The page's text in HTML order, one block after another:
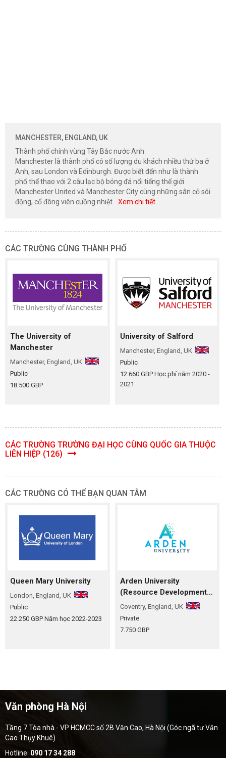
MANCHESTER, ENGLAND, UK
Thành phố chính vùng Tây Bắc nước Anh
Manchester là thành phố có số lượng du khách nhiều thứ ba ở
Anh, sau London và Edinburgh. Được biết đến như là thành
phố thể thao với 2 câu lạc bộ bóng đá nổi tiếng thế giới
Manchester United và Manchester City cùng những sân cỏ sôi
động, cổ đông viên cuồng nhiệt.
Xem chi tiết
CÁC TRƯỜNG CÙNG THÀNH PHỐ
The University of
Manchester
Manchester, England, UK
Public
18.500 GBP
University of Salford
Manchester, England, UK
Public
12.660 GBP Học phí năm 2020 -
2021
CÁC TRƯỜNG TRƯỜNG ĐẠI HỌC CÙNG QUỐC GIA THUỘC
LIÊN HIỆP (126)
CÁC TRƯỜNG CÓ THỂ BẠN QUAN TÂM
Queen Mary University
London, England, UK
Public
22.250 GBP Năm học 2022-2023
Arden University
(Resource Development
International)
Coventry, England, UK
Private
7.750 GBP
Văn phòng Hà Nội
Tầng 7 Tòa nhà - VP HCMCC số 2B Văn Cao, Hà Nội (Góc ngã tư Văn
Cao Thụy Khuê)
Hotline: 090 17 34 288